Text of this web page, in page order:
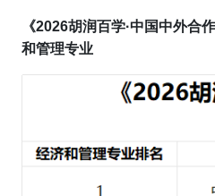
《2026胡润百学·中国中外合
和管理专业